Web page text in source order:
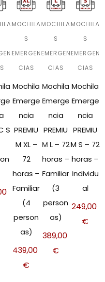
S
MOCHILA
S
EMERGEN
CIAS
Mochila
Emerge
ncia
PREMIU
M XL –
72
horas –
Familiar
(4
person
as)
439,00
€
MOCHILA
S
EMERGEN
CIAS
Mochila
Emerge
ncia
PREMIU
M L – 72
horas –
Familiar
(3
person
as)
389,00
€
MOCHILA
S
EMERGEN
CIAS
Mochila
Emerge
ncia
PREMIU
M S – 72
horas –
Individu
al
249,00
€